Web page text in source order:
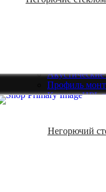
Профиль
Каталог HPL
Готовые решения
Негорючий